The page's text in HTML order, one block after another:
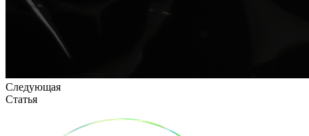
Следующая
Статья